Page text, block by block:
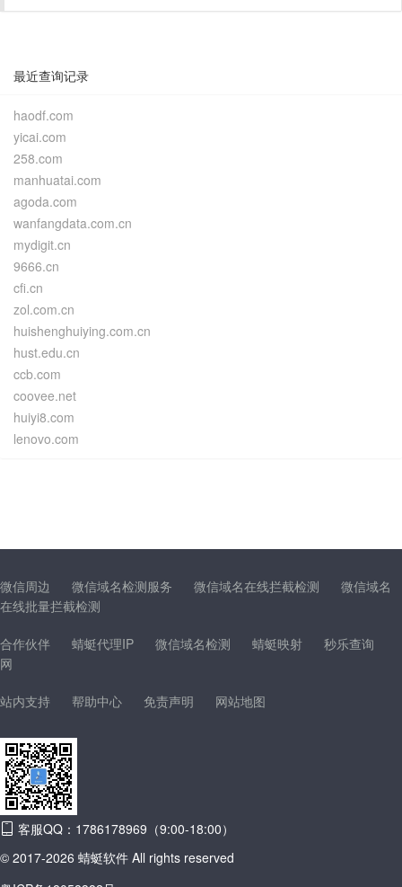
最近查询记录
haodf.com
yicai.com
258.com
manhuatai.com
agoda.com
wanfangdata.com.cn
mydigit.cn
9666.cn
cfi.cn
zol.com.cn
huishenghuiying.com.cn
hust.edu.cn
ccb.com
coovee.net
huiyi8.com
lenovo.com
微信周边 微信域名检测服务 微信域名在线拦截检测
微信域名
在线批量拦截检测
合作伙伴 蜻蜓代理IP 微信域名检测 蜻蜓映射
秒乐查询
网
站内支持 帮助中心 免责声明 网站地图
客服QQ：1786178969（9:00-18:00）
© 2017-2026 蜻蜓软件 All rights reserved